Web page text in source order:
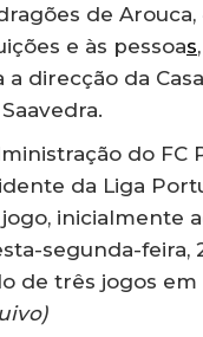
de
e às pessoas
a direcção da
do
da Liga
inicialmente
segunda-
de três jogos em